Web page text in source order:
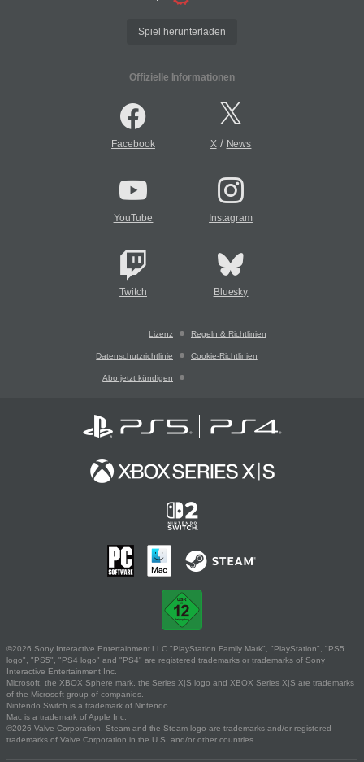
Spiel herunterladen
Offizielle Informationen
Facebook X/ News
YouTube Instagram
Twitch Bluesky
Lizenz Regeln & Richtlinien
Datenschutzrichtlinie Cookie-Richtlinien
Abo jetzt kündigen
©2026 Sony Interactive Entertainment LLC."PlayStation Family Mark", "PlayStation", "PS5
logo", "PS5", "PS4 logo" and "PS4" are registered trademarks or trademarks of Sony
Interactive Entertainment Inc.
Microsoft, the XBOX Sphere mark, the Series X|S logo and XBOX Series X|S are trademarks
of the Microsoft group of companies.
Nintendo Switch is a trademark of Nintendo.
Mac is a trademark of Apple Inc.
©2026 Valve Corporation. Steam and the Steam logo are trademarks and/or registered
trademarks of Valve Corporation in the U.S. and/or other countries.